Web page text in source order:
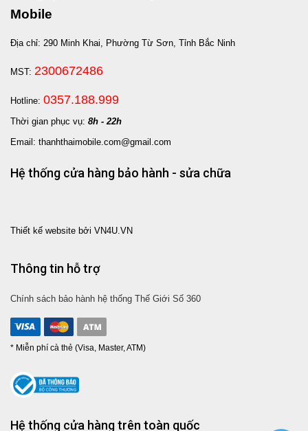
Mobile
Địa chỉ: 290 Minh Khai, Phường Từ Sơn, Tỉnh Bắc Ninh
MST: 2300672486
Hotline: 0357.188.999
Thời gian phục vụ: 8h - 22h
Email: thanhthaimobile.com@gmail.com
Hệ thống cửa hàng bảo hành - sửa chữa
Thiết kế website bởi VN4U.VN
Thông tin hỗ trợ
Chính sách bảo hành hệ thống Thế Giới Số 360
* Miễn phí cà thẻ (Visa, Master, ATM)
Hệ thống cửa hàng trên toàn quốc